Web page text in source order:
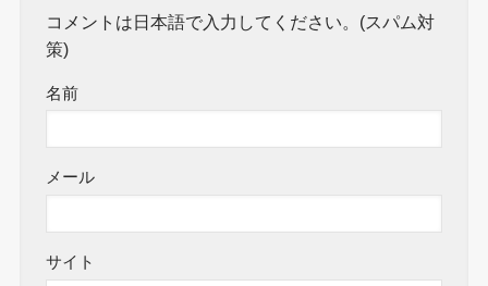
コメントは日本語で入力してください。(スパム対
策)
名前
メール
サイト